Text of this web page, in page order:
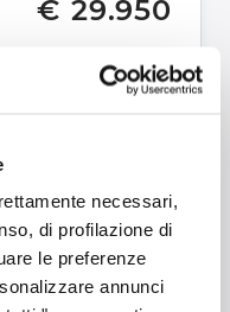
necessari,
di profilazione di
le preferenze
annunci
€ 29.950